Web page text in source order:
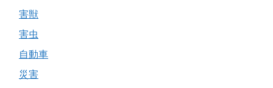
害獣
害虫
自動車
災害